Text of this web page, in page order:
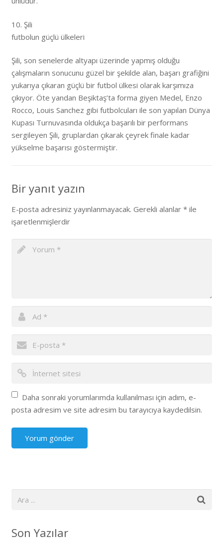
10. Şili
futbolun güçlü ülkeleri
Şili, son senelerde altyapı üzerinde yapmış olduğu
çalışmaların sonucunu güzel bir şekilde alan, başarı grafiğini
yukarıya çıkaran güçlü bir futbol ülkesi olarak karşımıza
çıkıyor. Öte yandan Beşiktaş’ta forma giyen Medel, Enzo
Rocco, Louis Sanchez gibi futbolcuları ile son yapılan Dünya
Kupası Turnuvasında oldukça başarılı bir performans
sergileyen Şili, gruplardan çıkarak çeyrek finale kadar
yükselme başarısı göstermiştir.
Bir yanıt yazın
E-posta adresiniz yayınlanmayacak. Gerekli alanlar *ile
işaretlenmişlerdir
Daha sonraki yorumlarımda kullanılması için adım, e-
posta adresim ve site adresim bu tarayıcıya kaydedilsin.
Son Yazılar